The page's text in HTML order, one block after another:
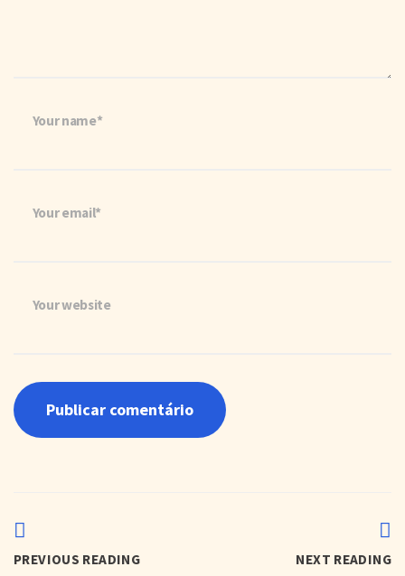
Your name*
Your email*
Your website
PREVIOUS READING NEXT READING